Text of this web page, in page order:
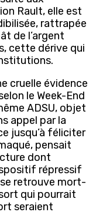
Rault, elle est
rattrapée
de l’argent
cette dérive qui
cruelle évidence
le Week-End
ADSU, objet
appel par la
jusqu’à féliciter
pensait
dont
répressif
retrouve mort-
qui pourrait
seraient